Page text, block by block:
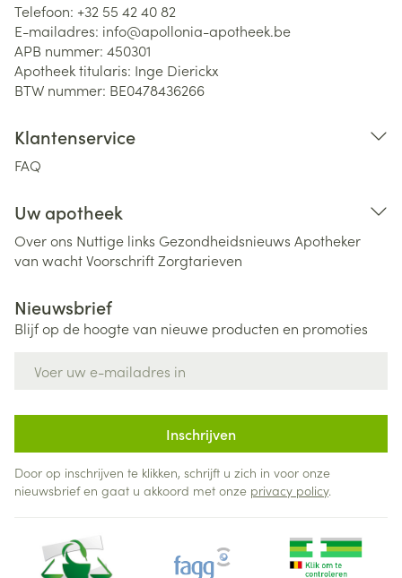
Telefoon: +32 55 42 40 82
E-mailadres: info@apollonia-apotheek.be
APB nummer: 450301
Apotheek titularis: Inge Dierickx
BTW nummer: BE0478436266
Klantenservice
FAQ
Uw apotheek
Over ons Nuttige links Gezondheidsnieuws Apotheker
van wachtVoorschriftZorgtarieven
Nieuwsbrief
Blijf op de hoogte van nieuwe producten en promoties
Inschrijven
Door op inschrijven te klikken, schrijft u zich in voor onze
nieuwsbrief en gaat u akkoord met onze privacy policy.